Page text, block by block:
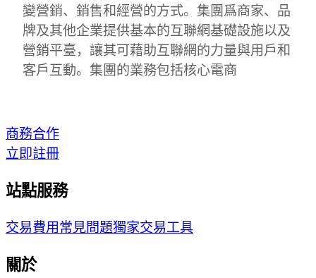
變營銷、銷售和經營的方式。集團爲商家、品
牌及其他企業提供基本的互聯網基礎設施以及
營銷平臺，讓其可藉助互聯網的力量與用戶和
客戶互動。集團的業務包括核心電商
商務合作
立即註冊
站點服務
交易費用常見問題獨家交易工具
關於